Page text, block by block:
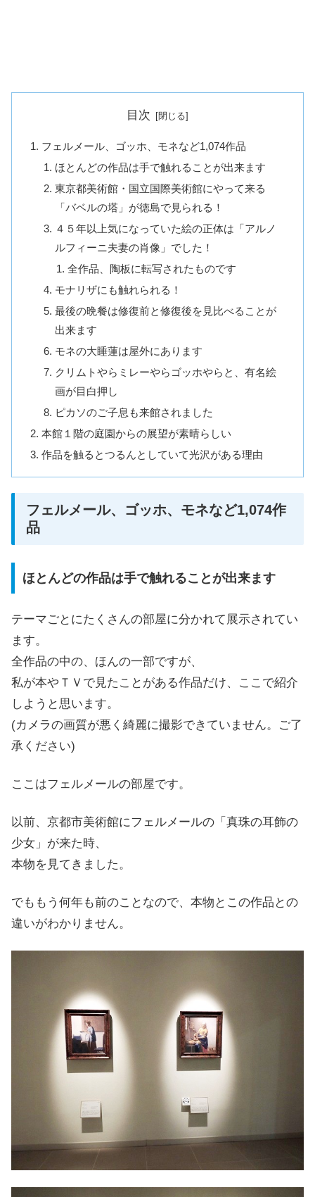
目次
フェルメール、ゴッホ、モネなど1,074作品
ほとんどの作品は手で触れることが出来ます
東京都美術館・国立国際美術館にやって来る
「バベルの塔」が徳島で見られる！
４５年以上気になっていた絵の正体は「アルノ
ルフィーニ夫妻の肖像」でした！
全作品、陶板に転写されたものです
モナリザにも触れられる！
最後の晩餐は修復前と修復後を見比べることが
出来ます
モネの大睡蓮は屋外にあります
クリムトやらミレーやらゴッホやらと、有名絵
画が目白押し
ピカソのご子息も来館されました
本館１階の庭園からの展望が素晴らしい
作品を触るとつるんとしていて光沢がある理由
フェルメール、ゴッホ、モネなど1,074作
品
ほとんどの作品は手で触れることが出来ます
テーマごとにたくさんの部屋に分かれて展示されてい
ます。
全作品の中の、ほんの一部ですが、
私が本やＴＶで見たことがある作品だけ、ここで紹介
しようと思います。
(カメラの画質が悪く綺麗に撮影できていません。ご了
承ください)
ここはフェルメールの部屋です。
以前、京都市美術館にフェルメールの「真珠の耳飾の
少女」が来た時、
本物を見てきました。
でももう何年も前のことなので、本物とこの作品との
違いがわかりません。